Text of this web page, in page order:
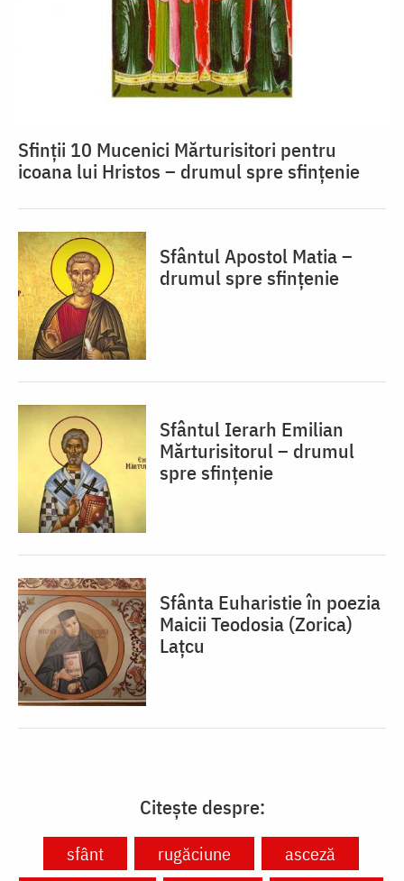
Sfinții 10 Mucenici Mărturisitori pentru
icoana lui Hristos – drumul spre sfințenie
Sfântul Apostol Matia –
drumul spre sfințenie
Sfântul Ierarh Emilian
Mărturisitorul – drumul
spre sfințenie
Sfânta Euharistie în poezia
Maicii Teodosia (Zorica)
Lațcu
Citește despre:
sfânt rugăciune
asceză